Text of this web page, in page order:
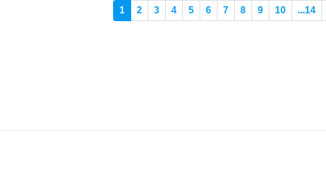
1 2 3 4 5 6 7 8 9 10 ...14